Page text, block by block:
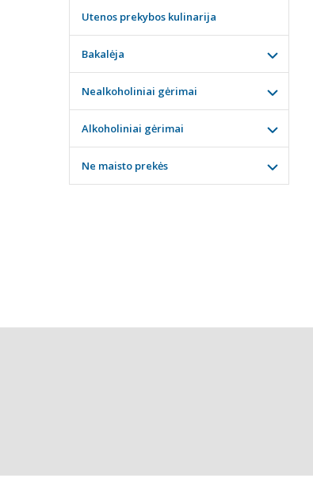
Utenos prekybos kulinarija
Bakalėja
Nealkoholiniai gėrimai
Alkoholiniai gėrimai
Ne maisto prekės